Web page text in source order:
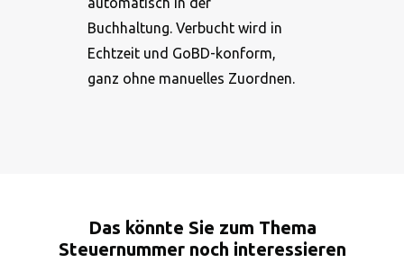
Buchhaltung. Verbucht wird in
Echtzeit und GoBD-konform,
ganz ohne manuelles Zuordnen.
Das könnte Sie zum Thema
Steuernummer noch interessieren